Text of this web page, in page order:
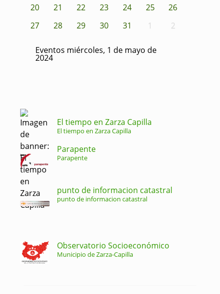
20
21 22 23 24 25
26
27
28 29 30 31 1 2
Eventos miércoles, 1 de mayo de
2024
El tiempo en Zarza Capilla
El tiempo en Zarza Capilla
Parapente
Parapente
punto de informacion catastral
punto de informacion catastral
Observatorio Socioeconómico
Municipio de Zarza-Capilla